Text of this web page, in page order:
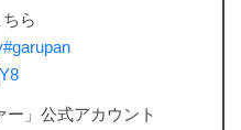
ら
#garupan
」公式アカウント